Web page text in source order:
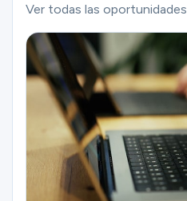
Ver todas las oportunidades